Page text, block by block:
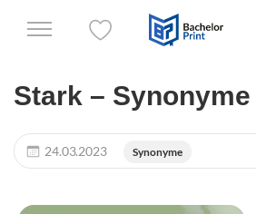
Stark – Synonyme
24.03.2023 Synonyme